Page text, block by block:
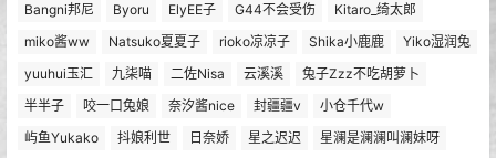
Bangni邦尼 Byoru ElyEE子 G44不会受伤
Kitaro_绮太郎
miko酱ww
Natsuko夏夏子 rioko凉凉子 Shika小鹿鹿
Yiko湿润兔
yuuhui玉汇
九柒喵 二佐Nisa 云溪溪
兔子Zzz不吃胡萝卜
半半子
咬一口兔娘 奈汐酱nice 封疆疆v
小仓千代w
屿鱼Yukako
抖娘利世 日奈娇 星之迟迟 星澜是澜澜叫澜妹呀